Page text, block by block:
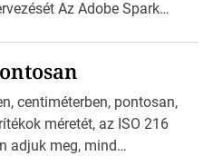
Az Adobe Spark
miközben
Hogyan készítsünk címkét?
ki a kívánt címke
centiméterben, pontosan,
méretét, az ISO 216
adjuk meg, mind